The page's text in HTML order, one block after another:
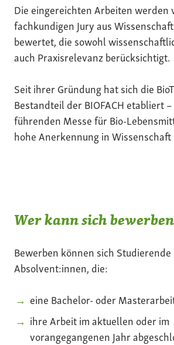
Die eingereichten Arbeiten werden
fachkundigen Jury aus
bewertet, die sowohl
auch Praxisrelevanz berücksichtigt.
Seit ihrer Gründung hat sich die
Bestandteil der BIOFACH etabliert
führenden Messe für Bio-
hohe Anerkennung in Wissenschaft
Wer kann sich
Bewerben können sich Studierende
Absolvent:innen, die:
eine Bachelor- oder
ihre Arbeit im aktuellen oder im
vorangegangenen Jahr